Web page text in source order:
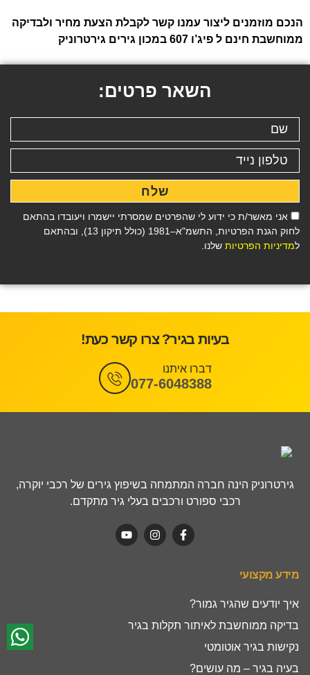
הנכם מוזמנים ליצור עמנו קשר לקבלת הצעת מחיר ולבדיקה
ממוחשבת חינם ל פיג’ו 607 במכון גירים גירטרוניק
השאר פרטים:
אני מאשר/ת כי ידוע לי שהפרטים שמסרתי יישמרו ויעובדו בהתאם
לחוק הגנת הפרטיות, התשמ"א–1981 (כולל תיקון 13), ובהתאם
למדיניות הפרטיות שלנו.
שלח
בעיות בגיר? צרו קשר כעת!
דברו איתנו
077-6048388
גירטרוניק הינה חברה המתמחה בשיפוץ גירים של רכבי יוקרה,
רכבי ספורט ורכבים בעלי גיר מתקדם.
מידע מקצועי
איך יודעים שהגיר גמור?
בדיקה ממוחשבת לאיתור תקלות בגיר
נקישות בגיר אוטומטי
בעיה בגיר – מה עושים?